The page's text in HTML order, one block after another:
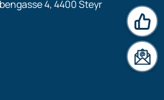
4, 4400 Steyr